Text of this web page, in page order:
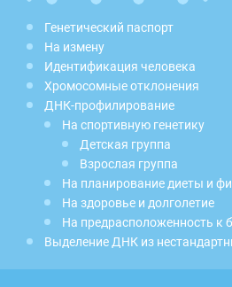
Генетический паспорт
На измену
Идентификация человека
Хромосомные отклонения
ДНК-профилирование
На спортивную генетику
Детская группа
Взрослая группа
На планирование диеты и
На здоровье и долголетие
На предрасположенность к
Выделение ДНК из